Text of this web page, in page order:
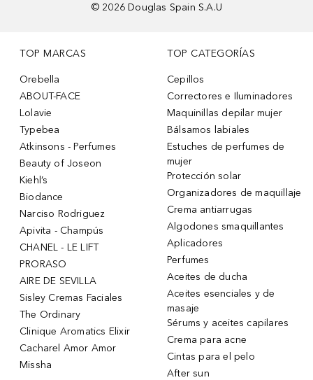
© 2026 Douglas Spain S.A.U
TOP MARCAS
Orebella
ABOUT-FACE
Lolavie
Typebea
Atkinsons - Perfumes
Beauty of Joseon
Kiehl’s
Biodance
Narciso Rodriguez
Apivita - Champús
CHANEL - LE LIFT
PRORASO
AIRE DE SEVILLA
Sisley Cremas Faciales
The Ordinary
Clinique Aromatics Elixir
Cacharel Amor Amor
Missha
TOP CATEGORÍAS
Cepillos
Correctores e Iluminadores
Maquinillas depilar mujer
Bálsamos labiales
Estuches de perfumes de
mujer
Protección solar
Organizadores de maquillaje
Crema antiarrugas
Algodones smaquillantes
Aplicadores
Perfumes
Aceites de ducha
Aceites esenciales y de
masaje
Sérums y aceites capilares
Crema para acne
Cintas para el pelo
After sun